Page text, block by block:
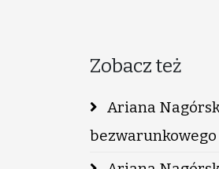
Zobacz też
Ariana